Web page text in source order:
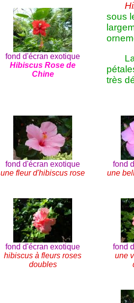
fond d'écran exotique
Hibiscus Rose de
Chine
sous
très
fond d'écran exotique
une fleur d'hibiscus rose
fond
une
fond d'écran exotique
hibiscus à fleurs roses
doubles
fond
une